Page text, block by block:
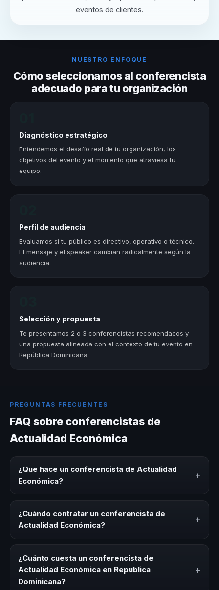
eventos de clientes.
NUESTRO ENFOQUE
Cómo seleccionamos al conferencista
adecuado para tu organización
Diagnóstico estratégico
Entendemos el desafío real de tu organización, los
objetivos del evento y el momento que atraviesa tu
equipo.
Perfil de audiencia
Evaluamos si tu público es directivo, operativo o técnico.
El mensaje y el speaker cambian radicalmente según la
audiencia.
Selección y propuesta
Te presentamos 2 o 3 conferencistas recomendados y
una propuesta alineada con el contexto de tu evento en
República Dominicana.
PREGUNTAS FRECUENTES
FAQ sobre conferencistas de
Actualidad Económica
¿Qué hace un conferencista de Actualidad
Económica?
+
que comparte conocimiento, estrategias y experiencias
sobre este tema en eventos corporativos, convenciones
y herramientas aplicables para la audiencia.
¿Cuándo contratar un conferencista de
Actualidad Económica?
+
Económica para kick-offs, convenciones anuales,
programas de desarrollo, eventos de integración o
cuando tu organización necesita impulsar un cambio
cultural relacionado con esta temática.
¿Cuánto cuesta un conferencista de
Actualidad Económica en República
Dominicana?
+